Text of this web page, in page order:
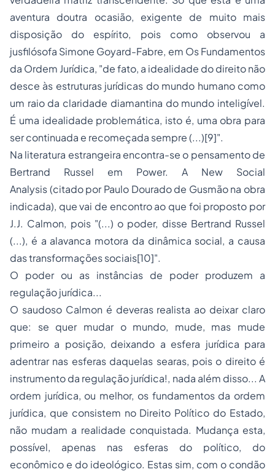
aventura doutra ocasião, exigente de muito mais
disposição do espírito, pois como observou a
jusfilósofa Simone Goyard-Fabre, em Os Fundamentos
da Ordem Jurídica, "de fato, a idealidade do direito não
desce às estruturas jurídicas do mundo humano como
um raio da claridade diamantina do mundo inteligível.
É uma idealidade problemática, isto é, uma obra para
ser continuada e recomeçada sempre (...)[9]".
Na literatura estrangeira encontra-se o pensamento de
Bertrand Russel em Power. A New Social
Analysis(citado por Paulo Dourado de Gusmão na obra
indicada), que vai de encontro ao que foi proposto por
J.J. Calmon, pois "(...) o poder, disse Bertrand Russel
(...), é a alavanca motora da dinâmica social, a causa
das transformações sociais[10]".
O poder ou as instâncias de poder produzem a
regulação jurídica...
O saudoso Calmon é deveras realista ao deixar claro
que: se quer mudar o mundo, mude, mas mude
primeiro a posição, deixando a esfera jurídica para
adentrar nas esferas daquelas searas, pois o direito é
instrumento da regulação jurídica!, nada além disso... A
ordem jurídica, ou melhor, os fundamentos da ordem
jurídica, que consistem no Direito Político do Estado,
não mudam a realidade conquistada. Mudança esta,
possível, apenas nas esferas do político, do
econômico e do ideológico. Estas sim, com o condão